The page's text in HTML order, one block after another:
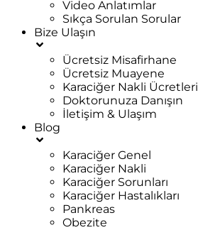
Video Anlatımlar
Sıkça Sorulan Sorular
Bize Ulaşın
Ücretsiz Misafirhane
Ücretsiz Muayene
Karaciğer Nakli Ücretleri
Doktorunuza Danışın
İletişim & Ulaşım
Blog
Karaciğer Genel
Karaciğer Nakli
Karaciğer Sorunları
Karaciğer Hastalıkları
Pankreas
Obezite